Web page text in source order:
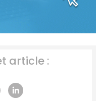
article :